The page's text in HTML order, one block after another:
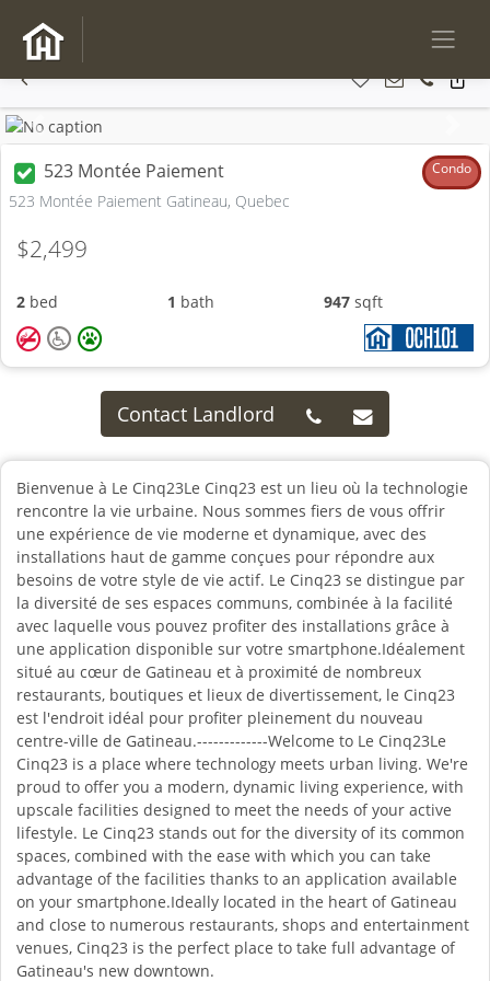
Previous
523 Montée Paiement Condo
523 Montée Paiement Gatineau, Quebec
$2,499
2 bed 1 bath 947 sqft
Contact Landlord
Bienvenue à Le Cinq23Le Cinq23 est un lieu où la technologie
rencontre la vie urbaine. Nous sommes fiers de vous offrir
une expérience de vie moderne et dynamique, avec des
installations haut de gamme conçues pour répondre aux
besoins de votre style de vie actif. Le Cinq23 se distingue par
la diversité de ses espaces communs, combinée à la facilité
avec laquelle vous pouvez profiter des installations grâce à
une application disponible sur votre smartphone.Idéalement
situé au cœur de Gatineau et à proximité de nombreux
restaurants, boutiques et lieux de divertissement, le Cinq23
est l'endroit idéal pour profiter pleinement du nouveau
centre-ville de Gatineau.-------------Welcome to Le Cinq23Le
Cinq23 is a place where technology meets urban living. We're
proud to offer you a modern, dynamic living experience, with
upscale facilities designed to meet the needs of your active
lifestyle. Le Cinq23 stands out for the diversity of its common
spaces, combined with the ease with which you can take
advantage of the facilities thanks to an application available
on your smartphone.Ideally located in the heart of Gatineau
and close to numerous restaurants, shops and entertainment
venues, Cinq23 is the perfect place to take full advantage of
Gatineau's new downtown.